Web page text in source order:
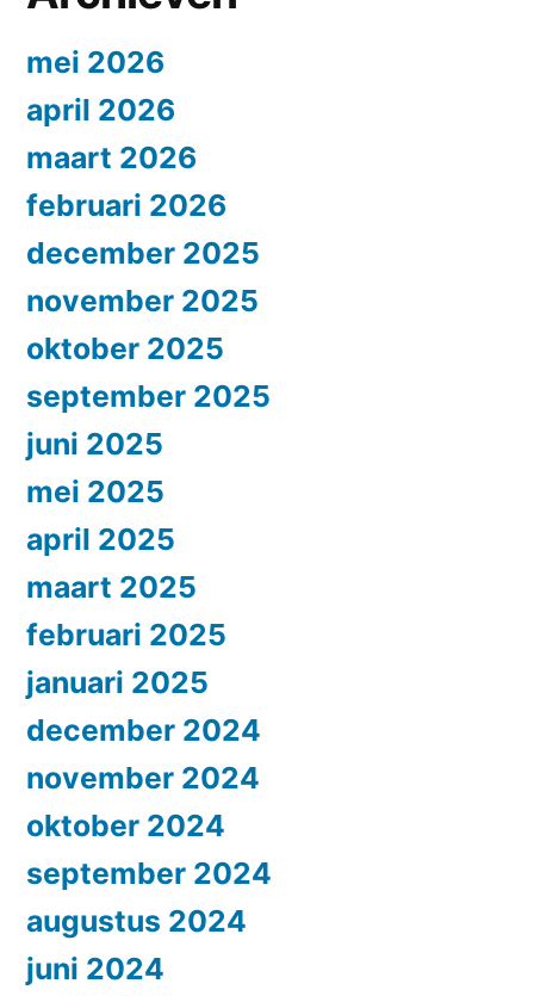
mei 2026
april 2026
maart 2026
februari 2026
december 2025
november 2025
oktober 2025
september 2025
juni 2025
mei 2025
april 2025
maart 2025
februari 2025
januari 2025
december 2024
november 2024
oktober 2024
september 2024
augustus 2024
juni 2024